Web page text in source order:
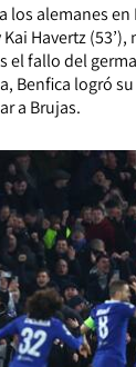
los alemanes
Kai Havertz
el fallo del
Benfica logró
a Brujas.